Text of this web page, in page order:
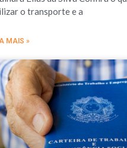
o transporte e a
MAIS »